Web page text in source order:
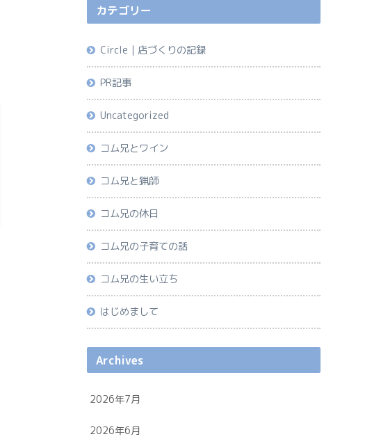
カテゴリー
Circle｜店づくりの記録
PR記事
Uncategorized
コム兄とワイン
コム兄と猟師
コム兄の休日
コム兄の子育ての話
コム兄の生い立ち
はじめまして
Archives
2026年7月
2026年6月